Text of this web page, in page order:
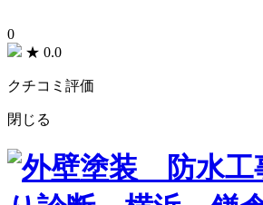
0
★ 0.0
クチコミ評価
閉じる